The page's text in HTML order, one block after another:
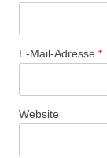
E-Mail-Adresse *
Website